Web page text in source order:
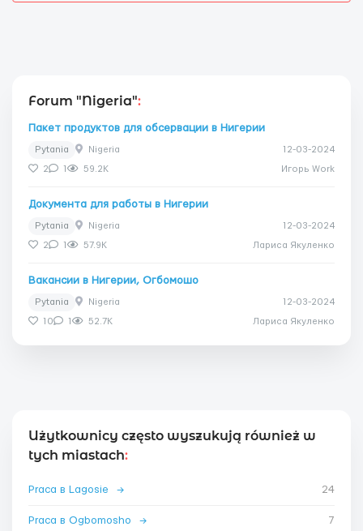
Forum "Nigeria":
Пакет продуктов для обсервации в Нигерии
Pytania Nigeria 12-03-2024
2 1 59.2K Игорь Work
Документа для работы в Нигерии
Pytania Nigeria 12-03-2024
2 1 57.9K Лариса Якуленко
Вакансии в Нигерии, Огбомошо
Pytania Nigeria 12-03-2024
10 1 52.7K Лариса Якуленко
Użytkownicy często wyszukują również w
tych miastach:
Praca в Lagosie → 24
Praca в Ogbomosho → 7